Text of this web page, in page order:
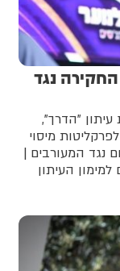
נגד
"הדרך",
מיסוי
נגד המעורבים |
העיתון